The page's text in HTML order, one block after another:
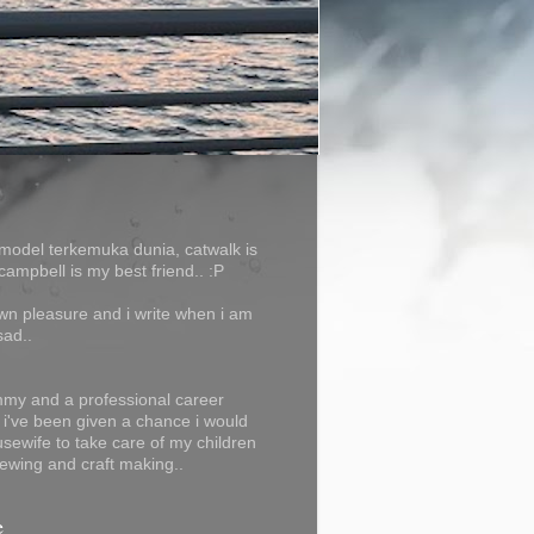
terkemuka dunia, catwalk is
is my best friend.. :P
pleasure and i write when i am
and a professional career
been given a chance i would
to take care of my children
and craft making..